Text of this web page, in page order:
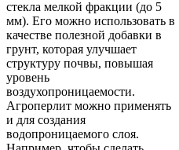
стекла мелкой фракции (до 5
мм). Его можно использовать в
качестве полезной добавки в
грунт, которая улучшает
структуру почвы, повышая
уровень
воздухопроницаемости.
Агроперлит можно применять
и для создания
водопроницаемого слоя.